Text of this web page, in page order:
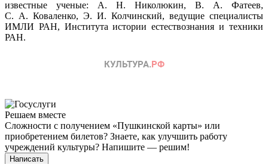
известные ученые: А. Н. Николюкин, В. А. Фатеев,
С. А. Коваленко, Э. И. Колчинский, ведущие специалисты
ИМЛИ РАН, Института истории естествознания и техники
РАН.
Решаем вместе
Сложности с получением «Пушкинской карты» или
приобретением билетов? Знаете, как улучшить работу
учреждений культуры? Напишите — решим!
Написать